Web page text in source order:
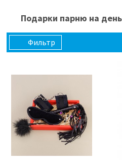
Подарки парню на
Фильтр